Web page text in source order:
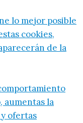
lo mejor posible
cookies,
de la
aumentas la
ofertas